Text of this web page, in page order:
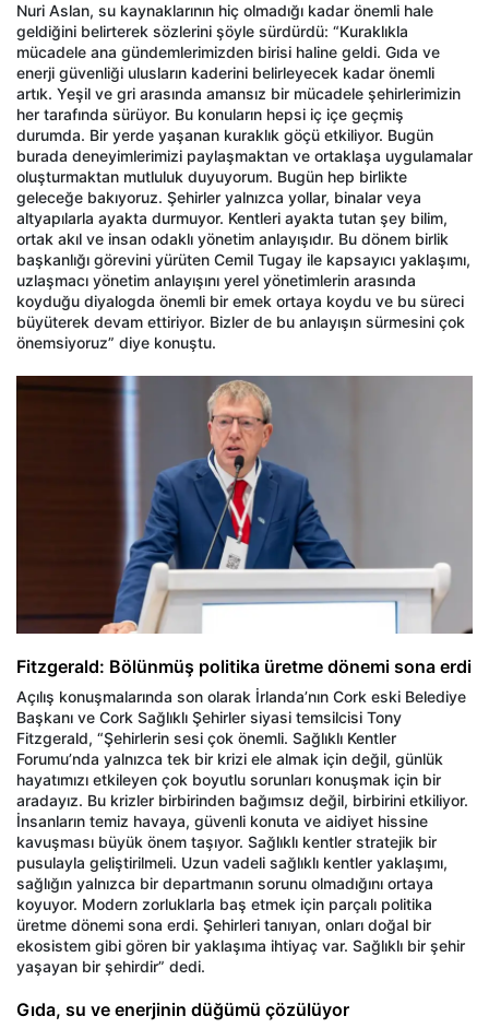
Nuri Aslan, su kaynaklarının hiç olmadığı kadar önemli hale
geldiğini belirterek sözlerini şöyle sürdürdü: “Kuraklıkla
mücadele ana gündemlerimizden birisi haline geldi. Gıda ve
enerji güvenliği ulusların kaderini belirleyecek kadar önemli
artık. Yeşil ve gri arasında amansız bir mücadele şehirlerimizin
her tarafında sürüyor. Bu konuların hepsi iç içe geçmiş
durumda. Bir yerde yaşanan kuraklık göçü etkiliyor. Bugün
burada deneyimlerimizi paylaşmaktan ve ortaklaşa uygulamalar
oluşturmaktan mutluluk duyuyorum. Bugün hep birlikte
geleceğe bakıyoruz. Şehirler yalnızca yollar, binalar veya
altyapılarla ayakta durmuyor. Kentleri ayakta tutan şey bilim,
ortak akıl ve insan odaklı yönetim anlayışıdır. Bu dönem birlik
başkanlığı görevini yürüten Cemil Tugay ile kapsayıcı yaklaşımı,
uzlaşmacı yönetim anlayışını yerel yönetimlerin arasında
koyduğu diyalogda önemli bir emek ortaya koydu ve bu süreci
büyüterek devam ettiriyor. Bizler de bu anlayışın sürmesini çok
önemsiyoruz” diye konuştu.
Fitzgerald: Bölünmüş politika üretme dönemi sona erdi
Açılış konuşmalarında son olarak İrlanda’nın Cork eski Belediye
Başkanı ve Cork Sağlıklı Şehirler siyasi temsilcisi Tony
Fitzgerald, “Şehirlerin sesi çok önemli. Sağlıklı Kentler
Forumu’nda yalnızca tek bir krizi ele almak için değil, günlük
hayatımızı etkileyen çok boyutlu sorunları konuşmak için bir
aradayız. Bu krizler birbirinden bağımsız değil, birbirini etkiliyor.
İnsanların temiz havaya, güvenli konuta ve aidiyet hissine
kavuşması büyük önem taşıyor. Sağlıklı kentler stratejik bir
pusulayla geliştirilmeli. Uzun vadeli sağlıklı kentler yaklaşımı,
sağlığın yalnızca bir departmanın sorunu olmadığını ortaya
koyuyor. Modern zorluklarla baş etmek için parçalı politika
üretme dönemi sona erdi. Şehirleri tanıyan, onları doğal bir
ekosistem gibi gören bir yaklaşıma ihtiyaç var. Sağlıklı bir şehir
yaşayan bir şehirdir” dedi.
Gıda, su ve enerjinin düğümü çözülüyor